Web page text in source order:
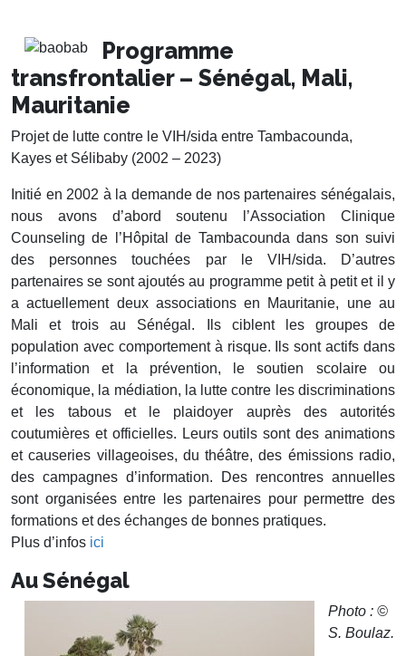
Programme
transfrontalier – Sénégal, Mali,
Mauritanie
Projet de lutte contre le VIH/sida entre Tambacounda,
Kayes et Sélibaby (2002 – 2023)
Initié en 2002 à la demande de nos partenaires sénégalais,
nous avons d’abord soutenu l’Association Clinique
Counseling de l’Hôpital de Tambacounda dans son suivi
des personnes touchées par le VIH/sida. D’autres
partenaires se sont ajoutés au programme petit à petit et il y
a actuellement deux associations en Mauritanie, une au
Mali et trois au Sénégal. Ils ciblent les groupes de
population avec comportement à risque. Ils sont actifs dans
l’information et la prévention, le soutien scolaire ou
économique, la médiation, la lutte contre les discriminations
et les tabous et le plaidoyer auprès des autorités
coutumières et officielles. Leurs outils sont des animations
et causeries villageoises, du théâtre, des émissions radio,
des campagnes d’information. Des rencontres annuelles
sont organisées entre les partenaires pour permettre des
formations et des échanges de bonnes pratiques.
Plus d’infos ici
Au Sénégal
Photo : ©
S. Boulaz.